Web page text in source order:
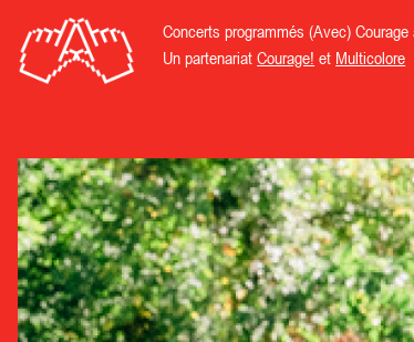
Concerts programmés (Avec) Courage
Un partenariatCourage! et Multicolore